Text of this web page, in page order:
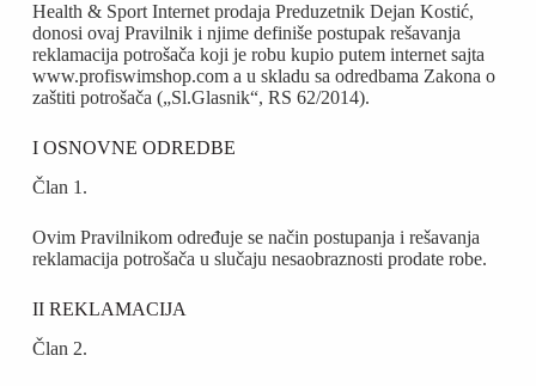
Health & Sport Internet prodaja Preduzetnik Dejan Kostić,
donosi ovaj Pravilnik i njime definiše postupak rešavanja
reklamacija potrošača koji je robu kupio putem internet sajta
www.profiswimshop.com a u skladu sa odredbama Zakona o
zaštiti potrošača („Sl.Glasnik“, RS 62/2014).
I OSNOVNE ODREDBE
Član 1.
Ovim Pravilnikom određuje se način postupanja i rešavanja
reklamacija potrošača u slučaju nesaobraznosti prodate robe.
II REKLAMACIJA
Član 2.